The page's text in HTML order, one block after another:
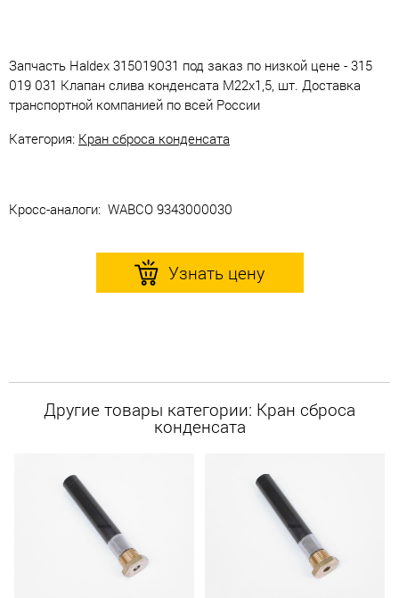
Запчасть Haldex 315019031 под заказ по низкой цене - 315
019 031 Клапан слива конденсата М22х1,5, шт. Доставка
транспортной компанией по всей России
Категория: Кран сброса конденсата
Кросс-аналоги: WABCO 9343000030
Узнать цену
Другие товары категории: Кран сброса
конденсата